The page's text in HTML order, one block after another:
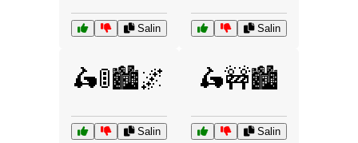
Salin Salin
🛵🚦🏙️🌌
Salin
🛵🚧🏙️
Salin